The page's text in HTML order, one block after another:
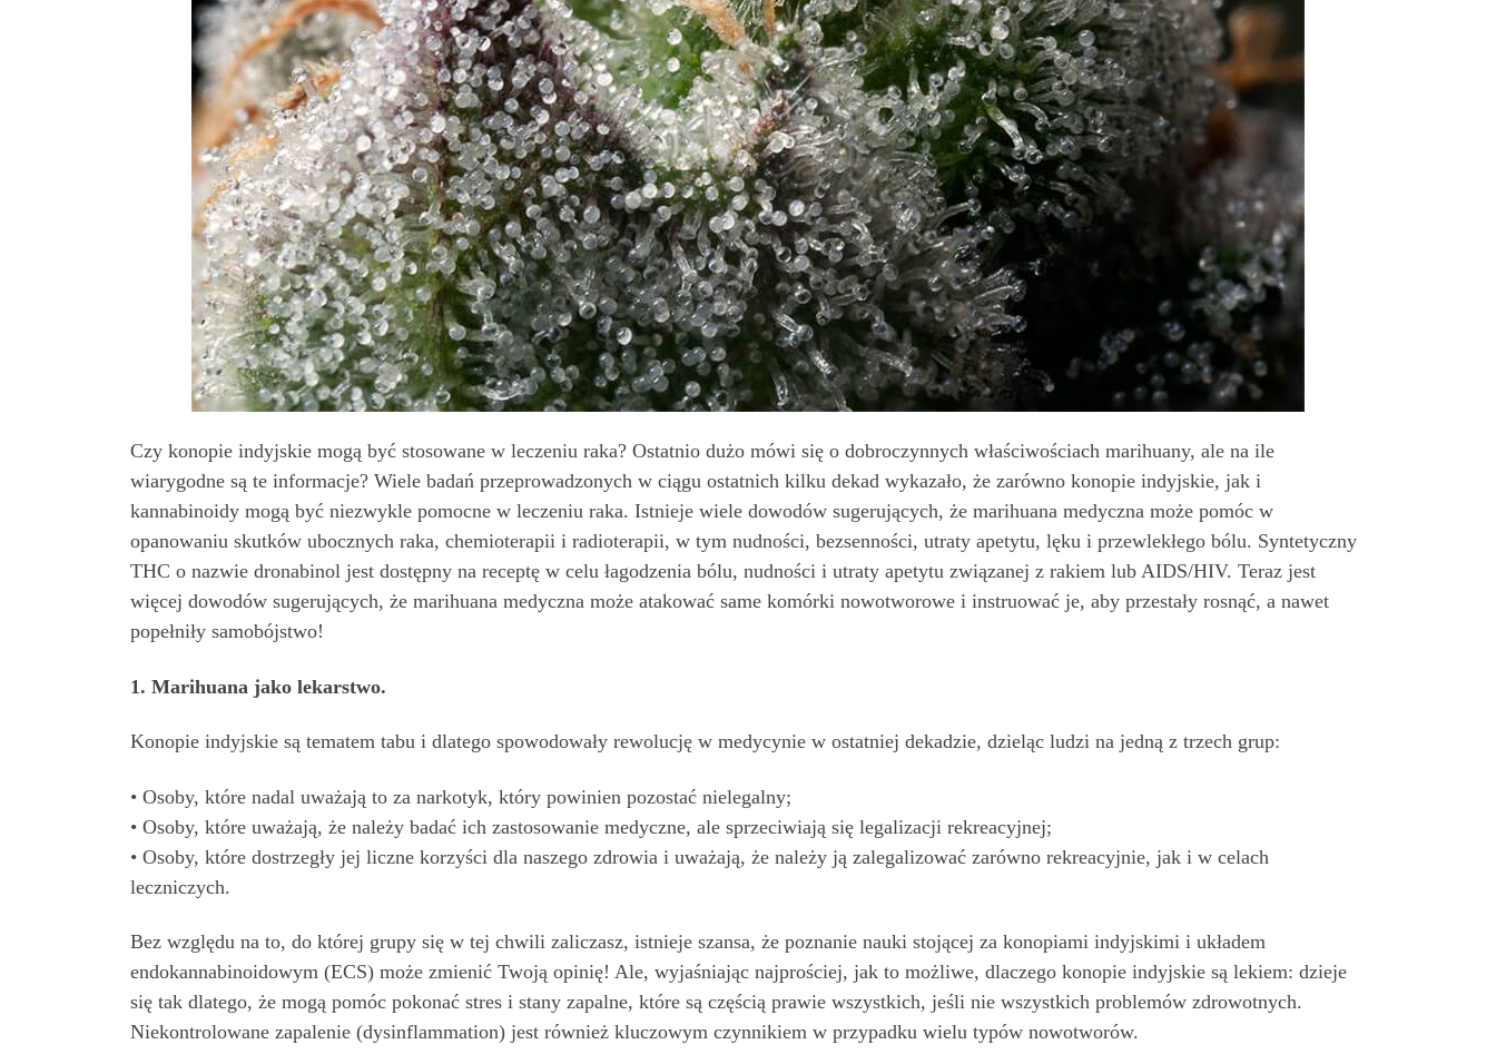
Czy konopie indyjskie mogą być stosowane w leczeniu raka? Ostatnio dużo mówi się o dobroczynnych właściwościach marihuany, ale na ile
wiarygodne są te informacje? Wiele badań przeprowadzonych w ciągu ostatnich kilku dekad wykazało, że zarówno konopie indyjskie, jak i
kannabinoidy mogą być niezwykle pomocne w leczeniu raka. Istnieje wiele dowodów sugerujących, że marihuana medyczna może pomóc w
opanowaniu skutków ubocznych raka, chemioterapii i radioterapii, w tym nudności, bezsenności, utraty apetytu, lęku i przewlekłego bólu. Syntetyczny
THC o nazwie dronabinol jest dostępny na receptę w celu łagodzenia bólu, nudności i utraty apetytu związanej z rakiem lub AIDS/HIV. Teraz jest
więcej dowodów sugerujących, że marihuana medyczna może atakować same komórki nowotworowe i instruować je, aby przestały rosnąć, a nawet
popełniły samobójstwo!
1. Marihuana jako lekarstwo.
Konopie indyjskie są tematem tabu i dlatego spowodowały rewolucję w medycynie w ostatniej dekadzie, dzieląc ludzi na jedną z trzech grup:
• Osoby, które nadal uważają to za narkotyk, który powinien pozostać nielegalny;
• Osoby, które uważają, że należy badać ich zastosowanie medyczne, ale sprzeciwiają się legalizacji rekreacyjnej;
• Osoby, które dostrzegły jej liczne korzyści dla naszego zdrowia i uważają, że należy ją zalegalizować zarówno rekreacyjnie, jak i w celach
leczniczych.
Bez względu na to, do której grupy się w tej chwili zaliczasz, istnieje szansa, że ​​poznanie nauki stojącej za konopiami indyjskimi i układem
endokannabinoidowym (ECS) może zmienić Twoją opinię! Ale, wyjaśniając najprościej, jak to możliwe, dlaczego konopie indyjskie są lekiem: dzieje
się tak dlatego, że mogą pomóc pokonać stres i stany zapalne, które są częścią prawie wszystkich, jeśli nie wszystkich problemów zdrowotnych.
Niekontrolowane zapalenie (dysinflammation) jest również kluczowym czynnikiem w przypadku wielu typów nowotworów.